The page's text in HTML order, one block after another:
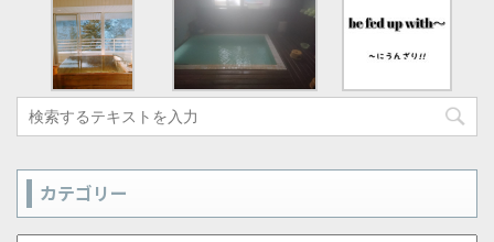
カテゴリー